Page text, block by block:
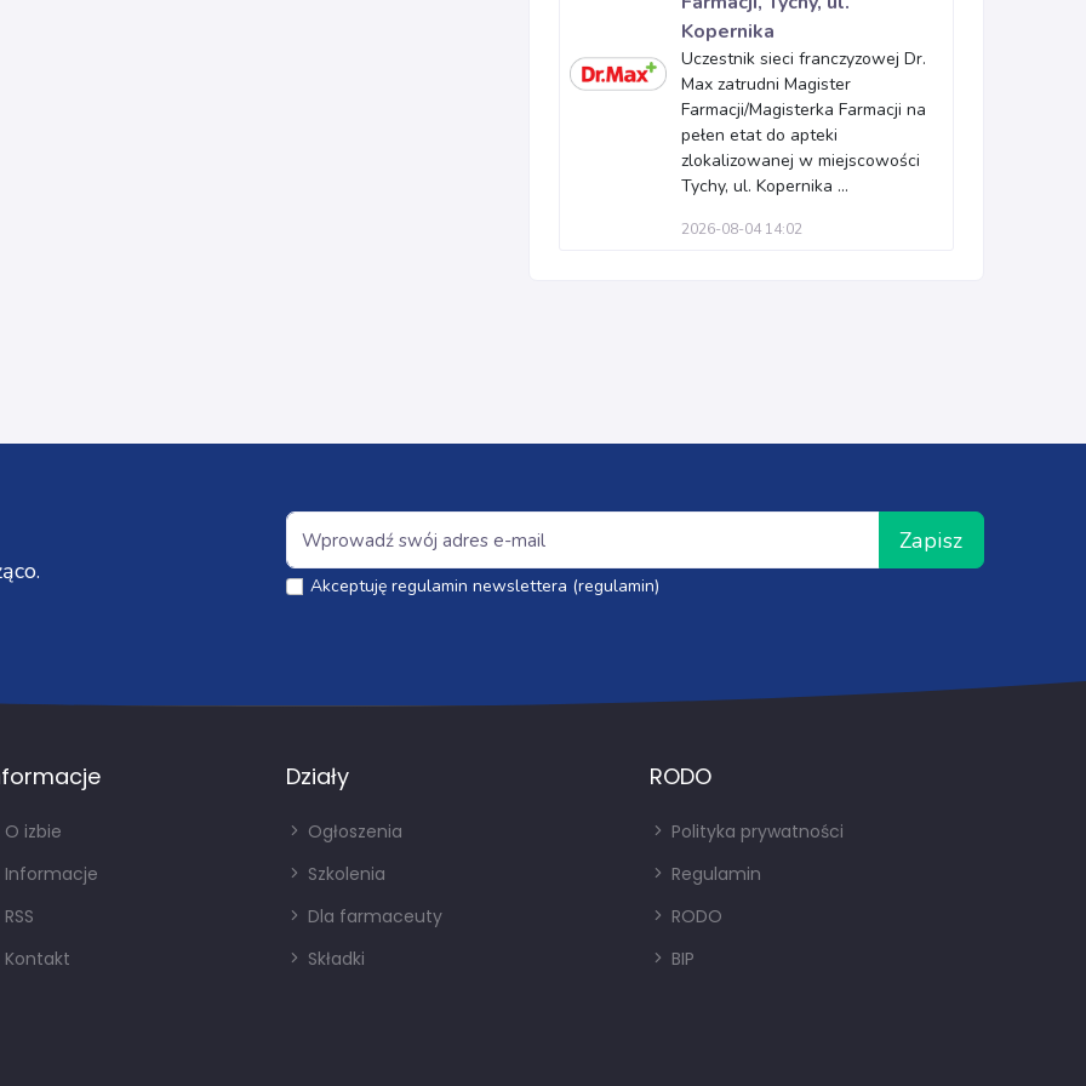
Kopernika
Uczestnik sieci franczyzowej Dr.
Max zatrudni Magister
Farmacji/Magisterka Farmacji na
pełen etat do apteki
zlokalizowanej w miejscowości
Tychy, ul. Kopernika ...
2026-08-04 14:02
Zapisz
Akceptuję regulamin newslettera (regulamin)
O izbie
Informacje
RSS
Kontakt
Działy
Ogłoszenia
Szkolenia
Dla farmaceuty
Składki
RODO
Polityka prywatności
Regulamin
RODO
BIP